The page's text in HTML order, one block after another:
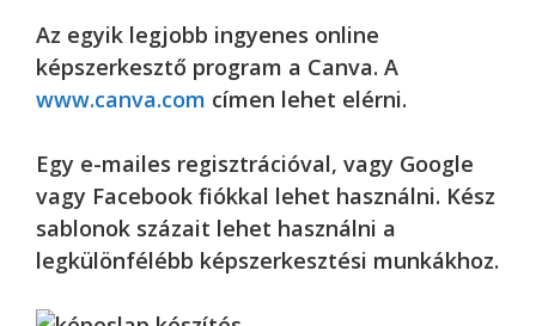
Az egyik legjobb ingyenes online
képszerkesztő program a Canva. A
www.canva.com címen lehet elérni.
Egy e-mailes regisztrációval, vagy Google
vagy Facebook fiókkal lehet használni. Kész
sablonok százait lehet használni a
legkülönfélébb képszerkesztési munkákhoz.